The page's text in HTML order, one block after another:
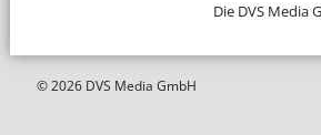
Die DVS Media
© 2026 DVS Media GmbH